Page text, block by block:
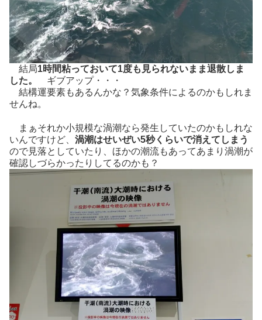
結局1時間粘っておいて1度も見られないまま退散しま
した。 ギブアップ・・・
結構運要素もあるんかな？気象条件によるのかもしれま
せんね。
まぁそれか小規模な渦潮なら発生していたのかもしれな
いんですけど、 渦潮はせいぜい5秒くらいで消えてしまう
ので見落としていたり、ほかの潮流もあってあまり渦潮が
確認しづらかったりしてるのかも？